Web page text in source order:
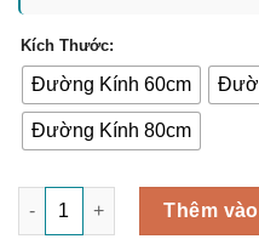
Kích Thước:
Đường Kính 60cm
Đường Kính 80cm
Bàn Tulip Mặt Gỗ MDF BCF-
Thêm